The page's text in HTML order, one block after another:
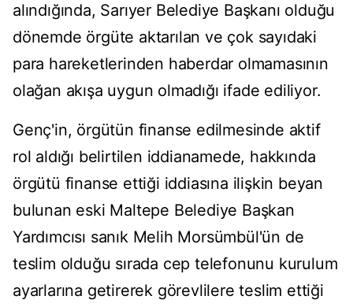
alındığında, Sarıyer Belediye Başkanı olduğu
dönemde örgüte aktarılan ve çok sayıdaki
para hareketlerinden haberdar olmamasının
olağan akışa uygun olmadığı ifade ediliyor.
Genç'in, örgütün finanse edilmesinde aktif
rol aldığı belirtilen iddianamede, hakkında
örgütü finanse ettiği iddiasına ilişkin beyan
bulunan eski Maltepe Belediye Başkan
Yardımcısı sanık Melih Morsümbül'ün de
teslim olduğu sırada cep telefonunu kurulum
ayarlarına getirerek görevlilere teslim ettiği